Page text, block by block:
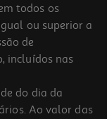
todos os
ou superior a
de
incluídos nas
do dia da
Ao valor das